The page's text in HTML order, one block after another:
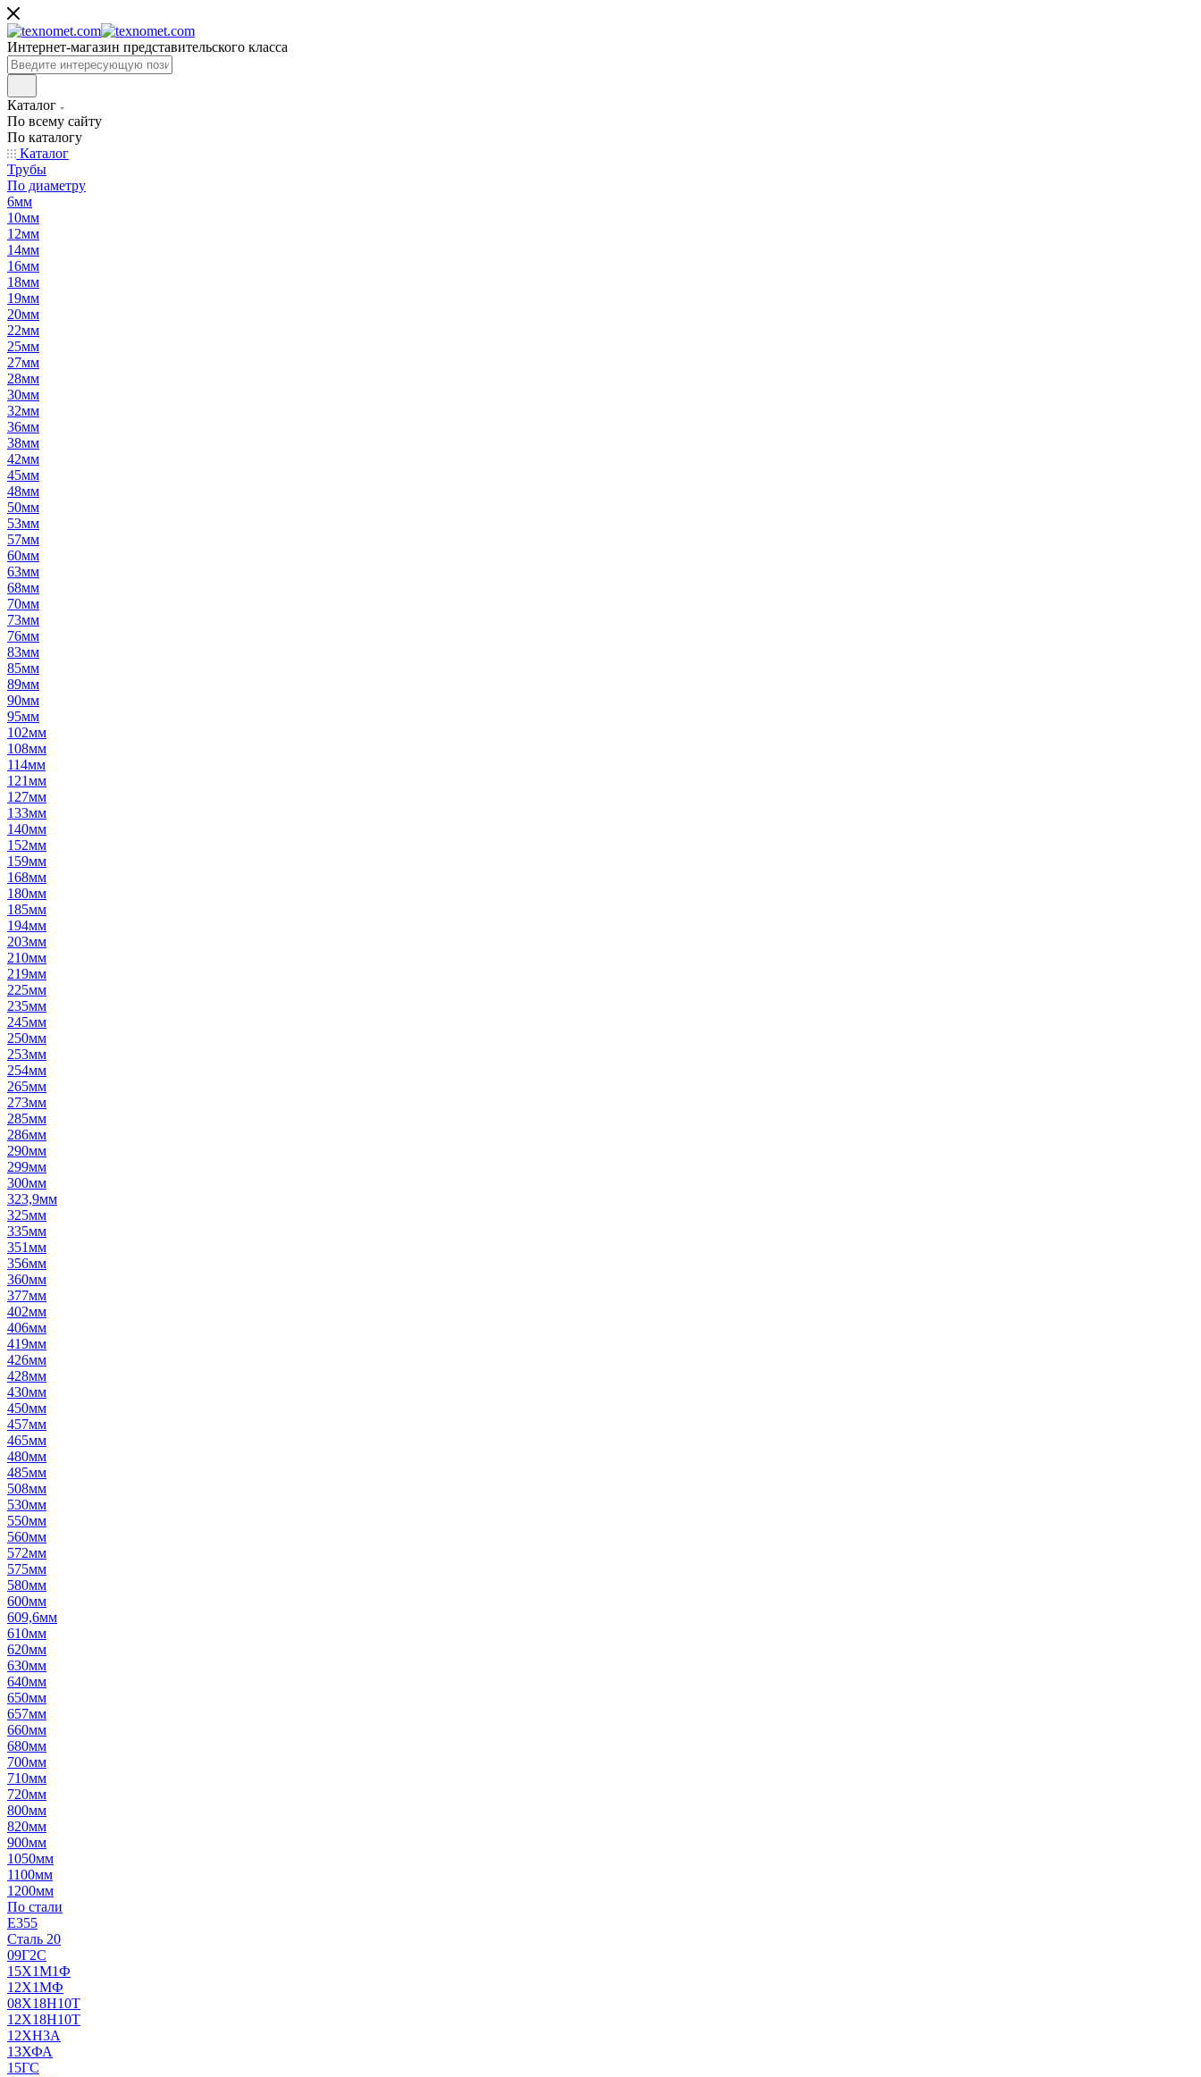
Интернет-магазин представительского класса
Каталог
По всему сайту
По каталогу
Каталог
Трубы
По диаметру
6мм
10мм
12мм
14мм
16мм
18мм
19мм
20мм
22мм
25мм
27мм
28мм
30мм
32мм
36мм
38мм
42мм
45мм
48мм
50мм
53мм
57мм
60мм
63мм
68мм
70мм
73мм
76мм
83мм
85мм
89мм
90мм
95мм
102мм
108мм
114мм
121мм
127мм
133мм
140мм
152мм
159мм
168мм
180мм
185мм
194мм
203мм
210мм
219мм
225мм
235мм
245мм
250мм
253мм
254мм
265мм
273мм
285мм
286мм
290мм
299мм
300мм
323,9мм
325мм
335мм
351мм
356мм
360мм
377мм
402мм
406мм
419мм
426мм
428мм
430мм
450мм
457мм
465мм
480мм
485мм
508мм
530мм
550мм
560мм
572мм
575мм
580мм
600мм
609,6мм
610мм
620мм
630мм
640мм
650мм
657мм
660мм
680мм
700мм
710мм
720мм
800мм
820мм
900мм
1050мм
1100мм
1200мм
По стали
E355
Сталь 20
09Г2С
15Х1М1Ф
12Х1МФ
08Х18Н10Т
12Х18Н10Т
12ХН3А
13ХФА
15ГС